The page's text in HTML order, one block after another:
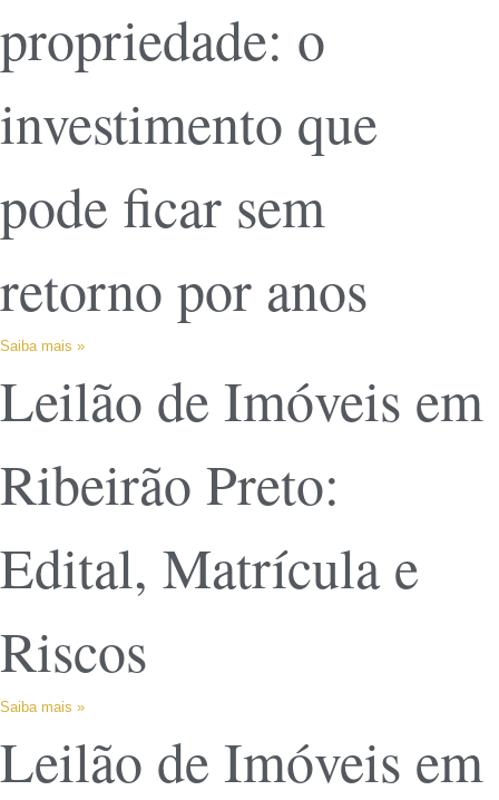
propriedade: o
investimento que
pode ficar sem
retorno por anos
Saiba mais »
Leilão de Imóveis em
Ribeirão Preto:
Edital, Matrícula e
Riscos
Saiba mais »
Leilão de Imóveis em